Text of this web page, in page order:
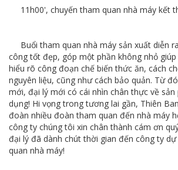
11h00', chuyến tham quan nhà máy kết
Buổi tham quan nhà máy sản xuất diễn
công tốt đẹp, góp một phần không nhỏ
hiểu rõ công đoạn chế biến thức ăn, cách
nguyên liệu, cũng như cách bảo quản. Từ
mới, đại lý mới có cái nhìn chân thực về
dụng! Hi vọng trong tương lai gần, Thiên
đoàn nhiều đoàn tham quan đến nhà máy
công ty chúng tôi xin chân thành cám ơn
đại lý đã dành chút thời gian đến công ty
quan nhà máy!